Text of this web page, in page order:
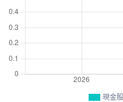
現金